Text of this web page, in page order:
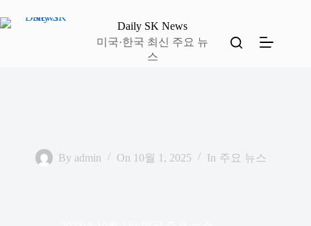
문
Daily SK News
미국·한국 최신 주요 뉴
스
By admin On 10월 1, 2025 In 주요 뉴스